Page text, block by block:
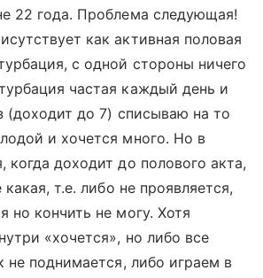
22 года. Проблема следующая!
как активная половая
с одной стороны ничего
частая каждый день и
(доходит до 7) списываю на то
и хочется много. Но в
когда доходит до полового акта,
т.е. либо не проявляется,
но кончить не могу. Хотя
«хочется», но либо все
не поднимается, либо играем в